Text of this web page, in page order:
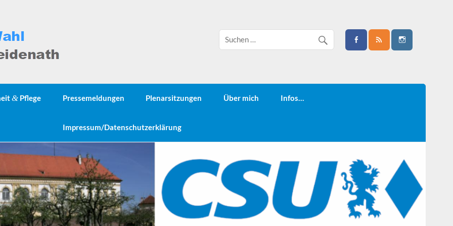
& Pflege Pressemeldungen Plenarsitzungen Über mich Infos…
Impressum/Datenschutzerklärung